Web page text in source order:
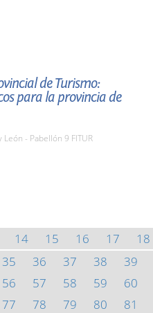
de Turismo:
para la provincia de
León - Pabellón 9 FITUR
14 15 16 17 18
35 36 37 38 39
56 57 58 59 60
77 78 79 80 81